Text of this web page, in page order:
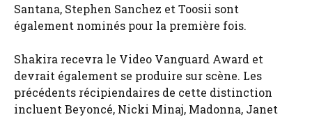
Santana, Stephen Sanchez et Toosii sont
également nominés pour la première fois.
Shakira recevra le Video Vanguard Award et
devrait également se produire sur scène. Les
précédents récipiendaires de cette distinction
incluent Beyoncé, Nicki Minaj, Madonna, Janet